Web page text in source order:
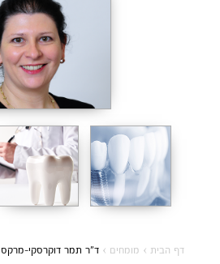
דף הבית › מומחים › ד”ר תמר דוקרסקי-מרקס